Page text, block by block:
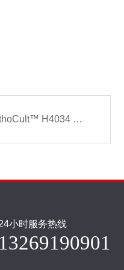
H4034 Optimum
小时服务热线
13269190901